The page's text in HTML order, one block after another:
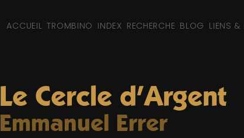
ACCUEIL TROMBINO INDEX RECHERCHE BLOG LIENS &
Le Cercle d'Argent
Emmanuel Errer